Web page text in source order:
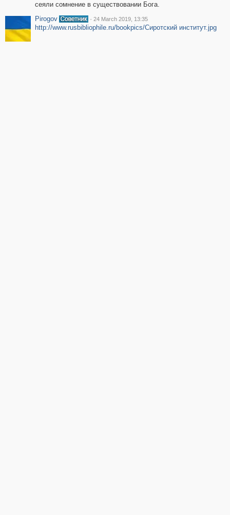
сеяли сомнение в существовании Бога.
Pirogov
· 24 March 2019, 13:35
http://www.rusbibliophile.ru/bookpics/Сиротский институт.jpg